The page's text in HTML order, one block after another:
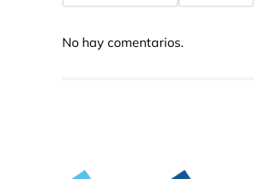
No hay comentarios.